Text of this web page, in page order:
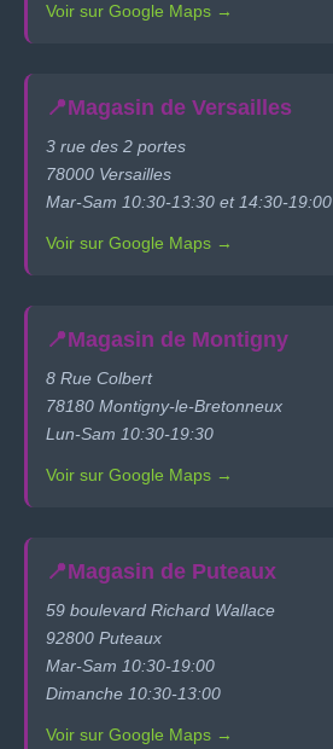
Voir sur Google Maps →
📍Magasin de Versailles
3 rue des 2 portes
78000 Versailles
Mar-Sam 10:30-13:30 et 14:30-19:00
Voir sur Google Maps →
📍Magasin de Montigny
8 Rue Colbert
78180 Montigny-le-Bretonneux
Lun-Sam 10:30-19:30
Voir sur Google Maps →
📍Magasin de Puteaux
59 boulevard Richard Wallace
92800 Puteaux
Mar-Sam 10:30-19:00
Dimanche 10:30-13:00
Voir sur Google Maps →